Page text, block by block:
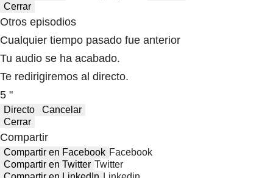
Cerrar
Otros episodios
Cualquier tiempo pasado fue anterior
Tu audio se ha acabado.
Te redirigiremos al directo.
5 "
Directo
Cancelar
Cerrar
Compartir
Compartir en Facebook Facebook
Compartir en Twitter Twitter